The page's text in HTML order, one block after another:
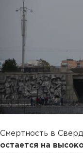
Смертность в
остается на